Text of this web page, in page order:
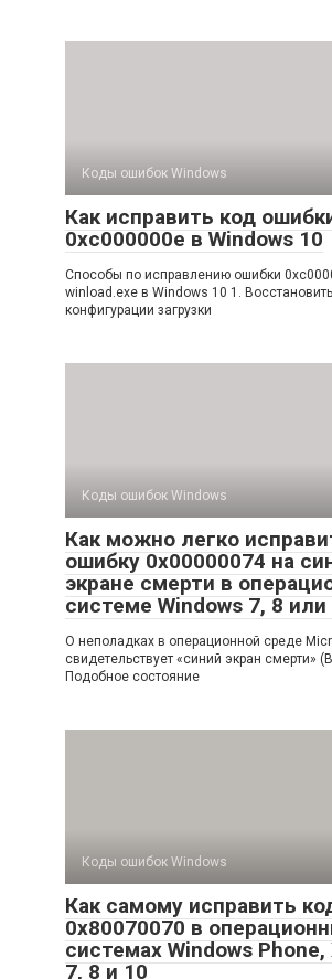
Коды ошибок Windows
Как исправить код
0xc000000e в Windows 10
Способы по исправлению ошибки
winload.exe в Windows 10 1.
конфигурации загрузки
Коды ошибок Windows
Как можно легко
ошибку 0x00000074 на
экране смерти в
системе Windows 7, 8 или
О неполадках в операционной среде
свидетельствует «синий экран смерти»
Подобное состояние
Коды ошибок Windows
Как самому исправить
0x80070070 в
системах Windows Phone,
7, 8 и 10